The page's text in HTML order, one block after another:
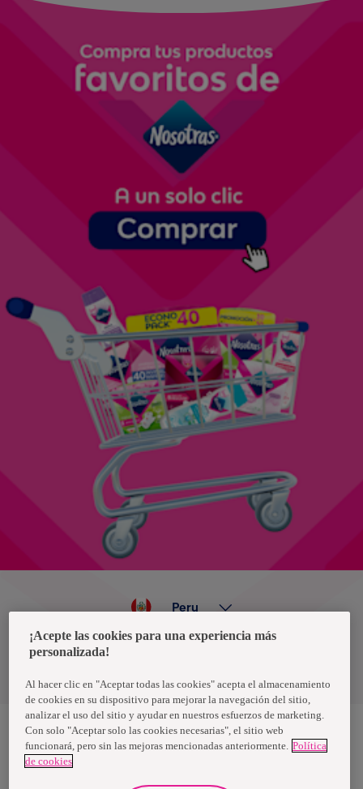
Política de privacidad de datos
Peru
Nosotras, una marca de Essity - una compañía global líder en
higiene y salud. Cada día, mil millones de personas, en todo el
¡Acepte las cookies para una experiencia más
personalizada!
Al hacer clic en "Aceptar todas las cookies" acepta el almacenamiento
de cookies en su dispositivo para mejorar la navegación del sitio,
analizar el uso del sitio y ayudar en nuestros esfuerzos de marketing.
Con solo "Aceptar solo las cookies necesarias", el sitio web
funcionará, pero sin las mejoras mencionadas anteriormente. Política
de cookies